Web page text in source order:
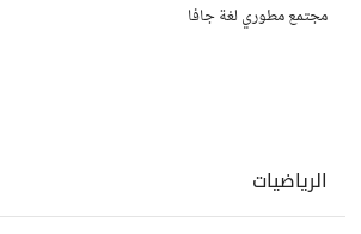
مجتمع مطوري لغة جافا
الرياضيات